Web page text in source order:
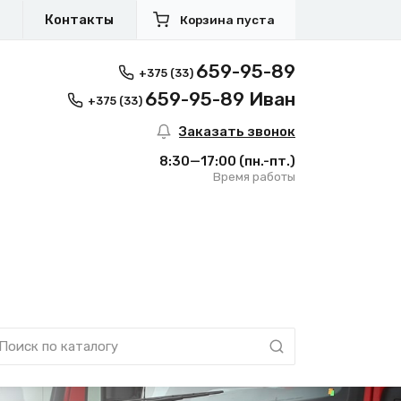
Контакты Корзина пуста
+375 (33) 659-95-89
+375 (33) 659-95-89 Иван
Заказать звонок
8:30—17:00 (пн.-пт.)
Время работы